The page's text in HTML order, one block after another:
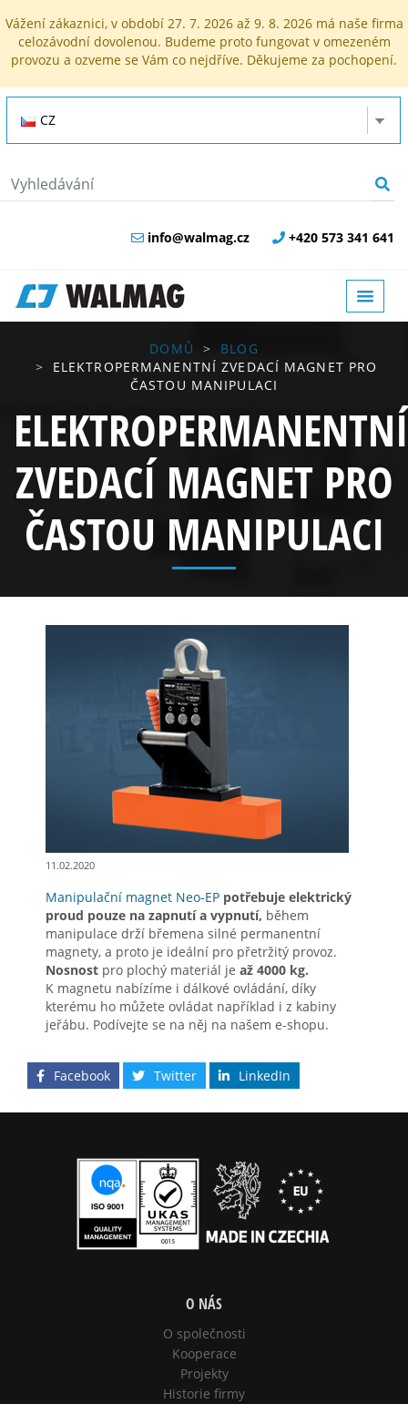
Vážení zákaznici, v období 27. 7. 2026 až 9. 8. 2026 má naše firma
celozávodní dovolenou. Budeme proto fungovat v omezeném
provozu a ozveme se Vám co nejdříve. Děkujeme za pochopení.
CZ
+420 573 341 641
info@walmag.cz
DOMŮ
BLOG
ELEKTROPERMANENTNÍ ZVEDACÍ MAGNET PRO
ČASTOU MANIPULACI
ELEKTROPERMANENTNÍ
ZVEDACÍ MAGNET PRO
ČASTOU MANIPULACI
11.02.2020
Manipulační magnet Neo-EP potřebuje elektrický
proud pouze na zapnutí a vypnutí, během
manipulace drží břemena silné permanentní
magnety, a proto je ideální pro přetržitý provoz.
Nosnost pro plochý materiál je až 4000 kg.
K magnetu nabízíme i dálkové ovládání, díky
kterému ho můžete ovládat například i z kabiny
jeřábu. Podívejte se na něj na našem e-shopu.
Facebook Twitter LinkedIn
O NÁS
O společnosti
Kooperace
Projekty
Historie firmy